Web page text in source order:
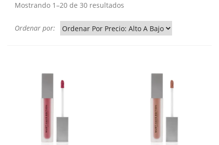
Mostrando 1–20 de 30 resultados
Ordenar por: